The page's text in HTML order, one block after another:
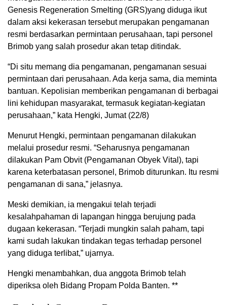
Genesis Regeneration Smelting (GRS)yang diduga ikut
dalam aksi kekerasan tersebut merupakan pengamanan
resmi berdasarkan permintaan perusahaan, tapi personel
Brimob yang salah prosedur akan tetap ditindak.
“Di situ memang dia pengamanan, pengamanan sesuai
permintaan dari perusahaan. Ada kerja sama, dia meminta
bantuan. Kepolisian memberikan pengamanan di berbagai
lini kehidupan masyarakat, termasuk kegiatan-kegiatan
perusahaan,” kata Hengki, Jumat (22/8)
Menurut Hengki, permintaan pengamanan dilakukan
melalui prosedur resmi. “Seharusnya pengamanan
dilakukan Pam Obvit (Pengamanan Obyek Vital), tapi
karena keterbatasan personel, Brimob diturunkan. Itu resmi
pengamanan di sana,” jelasnya.
Meski demikian, ia mengakui telah terjadi
kesalahpahaman di lapangan hingga berujung pada
dugaan kekerasan. “Terjadi mungkin salah paham, tapi
kami sudah lakukan tindakan tegas terhadap personel
yang diduga terlibat,” ujarnya.
Hengki menambahkan, dua anggota Brimob telah
diperiksa oleh Bidang Propam Polda Banten. **